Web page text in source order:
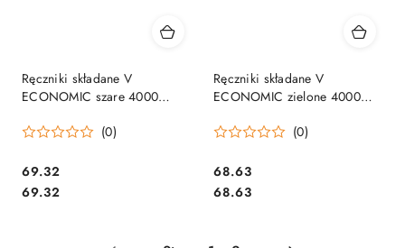
Ręczniki składane V
ECONOMIC szare 4000
(ZZ) 2226
(0)
Cena:
69.32
Cena:
69.32
Ręczniki składane V
ECONOMIC zielone 4000
(ZZ) 2240
(0)
Cena:
68.63
Cena:
68.63